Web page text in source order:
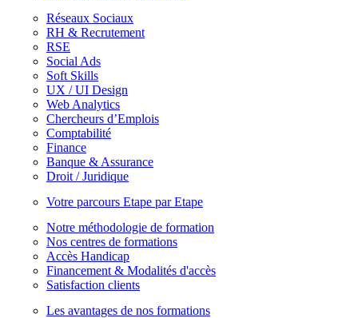
Réseaux Sociaux
RH & Recrutement
RSE
Social Ads
Soft Skills
UX / UI Design
Web Analytics
Chercheurs d’Emplois
Comptabilité
Finance
Banque & Assurance
Droit / Juridique
Votre parcours Etape par Etape
Notre méthodologie de formation
Nos centres de formations
Accès Handicap
Financement & Modalités d'accès
Satisfaction clients
Les avantages de nos formations